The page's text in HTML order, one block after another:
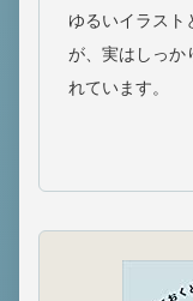
ゆるいイラスト
が、実はしっか
れています。